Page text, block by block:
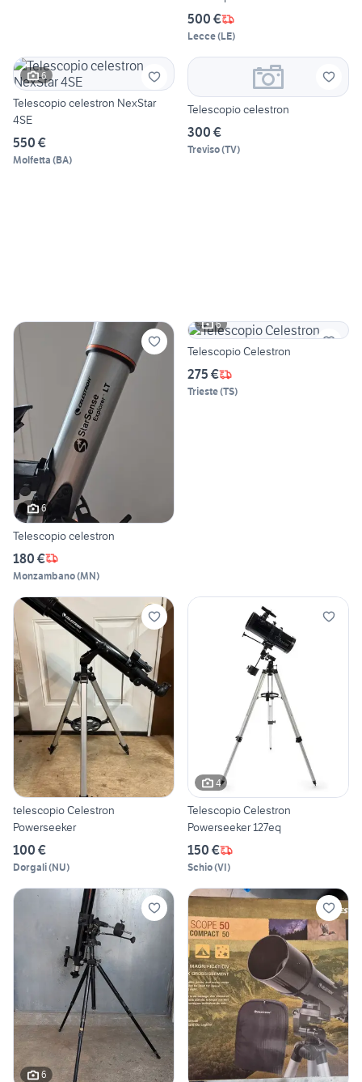
500 €
Lecce(LE)
6
Telescopio celestron NexStar
4SE
550 €
Molfetta (BA)
Telescopio celestron
300 €
Treviso(TV)
6
Telescopio celestron
180 €
Monzambano(MN)
6
Telescopio Celestron
275 €
Trieste(TS)
telescopio Celestron
Powerseeker
100 €
Dorgali(NU)
4
Telescopio Celestron
Powerseeker 127eq
150 €
Schio(VI)
6